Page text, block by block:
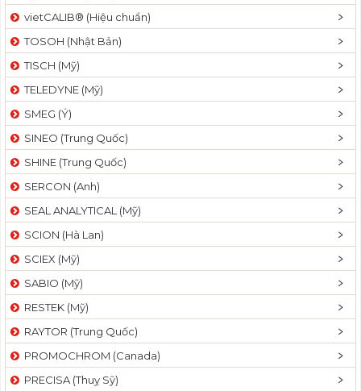
a
t
n
vietCALIB® (Hiệu chuẩn)
TOSOH (Nhật Bản)
TISCH (Mỹ)
TELEDYNE (Mỹ)
SMEG (Ý)
SINEO (Trung Quốc)
SHINE (Trung Quốc)
SERCON (Anh)
SEAL ANALYTICAL (Mỹ)
SCION (Hà Lan)
SCIEX (Mỹ)
SABIO (Mỹ)
RESTEK (Mỹ)
RAYTOR (Trung Quốc)
PROMOCHROM (Canada)
PRECISA (Thuỵ Sỹ)